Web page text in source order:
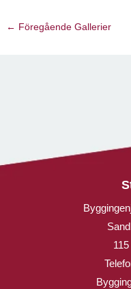
← Föregående Gallerier